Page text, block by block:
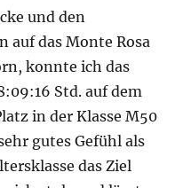
und den
auf das Monte Rosa
konnte ich das
Std. auf dem
in der Klasse M50
gutes Gefühl als
das Ziel